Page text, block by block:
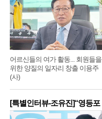
어르신들의 여가 활동... 회원들을
위한 양질의 일자리 창출 이용주
(사)
[특별인터뷰-조유진]“영등포
구